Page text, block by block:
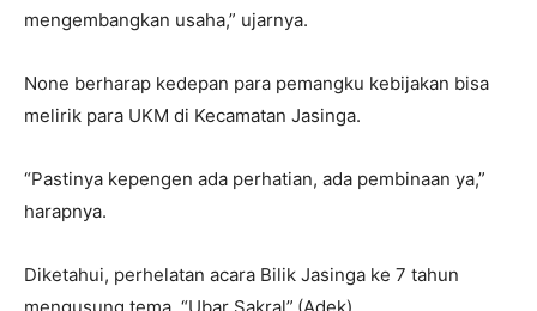
mengembangkan usaha,” ujarnya.
None berharap kedepan para pemangku kebijakan bisa
melirik para UKM di Kecamatan Jasinga.
“Pastinya kepengen ada perhatian, ada pembinaan ya,”
harapnya.
Diketahui, perhelatan acara Bilik Jasinga ke 7 tahun